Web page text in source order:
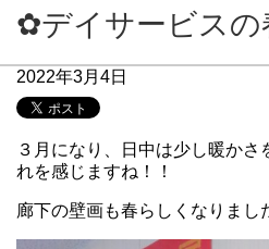
✿デイサービス
2022年3月4日
３月になり、日中は少し暖か
れを感じますね！！
廊下の壁画も春らしくなりまし